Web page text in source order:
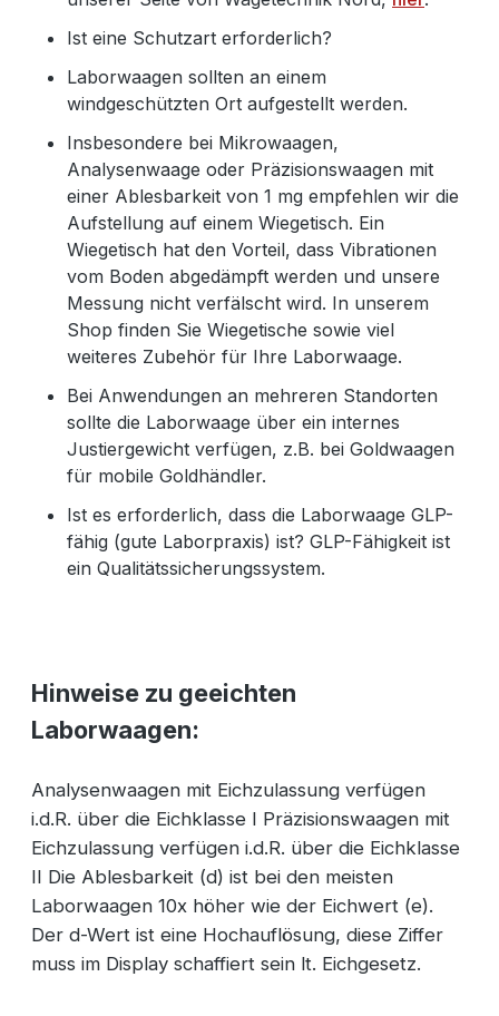
Ist eine Schutzart erforderlich?
Laborwaagen sollten an einem
windgeschützten Ort aufgestellt werden.
Insbesondere bei Mikrowaagen,
Analysenwaage oder Präzisionswaagen mit
einer Ablesbarkeit von 1 mg empfehlen wir die
Aufstellung auf einem Wiegetisch. Ein
Wiegetisch hat den Vorteil, dass Vibrationen
vom Boden abgedämpft werden und unsere
Messung nicht verfälscht wird. In unserem
Shop finden Sie Wiegetische sowie viel
weiteres Zubehör für Ihre Laborwaage.
Bei Anwendungen an mehreren Standorten
sollte die Laborwaage über ein internes
Justiergewicht verfügen, z.B. bei Goldwaagen
für mobile Goldhändler.
Ist es erforderlich, dass die Laborwaage GLP-
fähig (gute Laborpraxis) ist? GLP-Fähigkeit ist
ein Qualitätssicherungssystem.
Hinweise zu geeichten
Laborwaagen:
Analysenwaagen mit Eichzulassung verfügen
i.d.R. über die Eichklasse I Präzisionswaagen mit
Eichzulassung verfügen i.d.R. über die Eichklasse
II Die Ablesbarkeit (d) ist bei den meisten
Laborwaagen 10x höher wie der Eichwert (e).
Der d-Wert ist eine Hochauflösung, diese Ziffer
muss im Display schaffiert sein lt. Eichgesetz.